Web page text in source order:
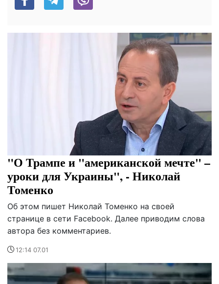
"О Трампе и "американской мечте" –
уроки для Украины", - Николай
Томенко
Об этом пишет Николай Томенко на своей
странице в сети Facebook. Далее приводим слова
автора без комментариев.
12:14 07.01